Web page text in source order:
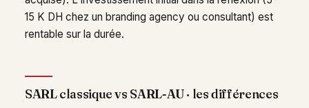
15 K DH chez un branding agency ou consultant) est
rentable sur la durée.
SARL classique vs SARL-AU · les différences